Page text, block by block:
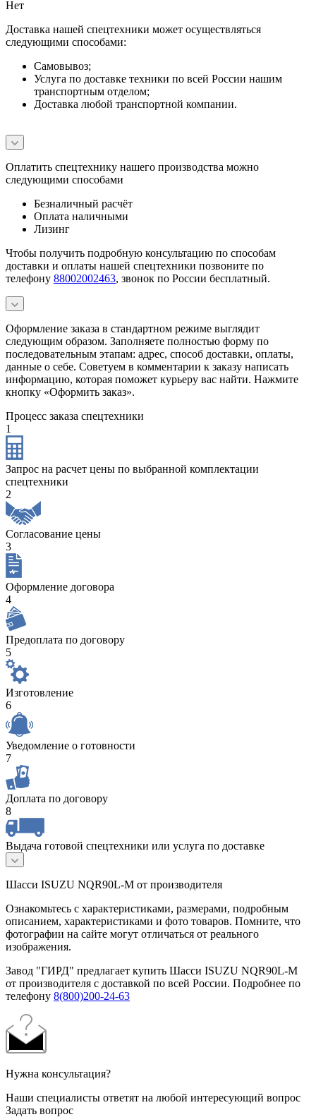
Нет
Доставка нашей спецтехники может осуществляться
следующими способами:
Самовывоз;
Услуга по доставке техники по всей России нашим
транспортным отделом;
Доставка любой транспортной компании.
Оплатить спецтехнику нашего производства можно
следующими способами
Безналичный расчёт
Оплата наличными
Лизинг
Чтобы получить подробную консультацию по способам
доставки и оплаты нашей спецтехники позвоните по
телефону 88002002463, звонок по России бесплатный.
Оформление заказа в стандартном режиме выглядит
следующим образом. Заполняете полностью форму по
последовательным этапам: адрес, способ доставки, оплаты,
данные о себе. Советуем в комментарии к заказу написать
информацию, которая поможет курьеру вас найти. Нажмите
кнопку «Оформить заказ».
Процесс заказа спецтехники
1
Запрос на расчет цены по выбранной комплектации
спецтехники
2
Согласование цены
3
Оформление договора
4
Предоплата по договору
5
Изготовление
6
Уведомление о готовности
7
Доплата по договору
8
Выдача готовой спецтехники или услуга по доставке
Шасси ISUZU NQR90L-M от производителя
Ознакомьтесь с характеристиками, размерами, подробным
описанием, характеристиками и фото товаров. Помните, что
фотографии на сайте могут отличаться от реального
изображения.
Завод "ГИРД" предлагает купить Шасси ISUZU NQR90L-M
от производителя с доставкой по всей России. Подробнее по
телефону 8(800)200-24-63
Нужна консультация?
Наши специалисты ответят на любой интересующий вопрос
Задать вопрос